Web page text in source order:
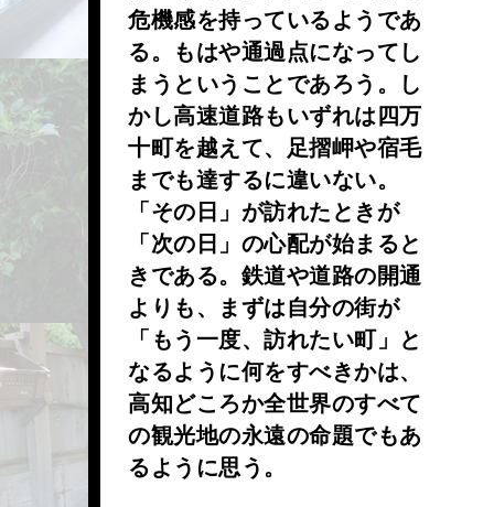
危機感を持っているようであ
る。もはや通過点になってし
まうということであろう。し
かし高速道路もいずれは四万
十町を越えて、足摺岬や宿毛
までも達するに違いない。
「その日」が訪れたときが
「次の日」の心配が始まると
きである。鉄道や道路の開通
よりも、まずは自分の街が
「もう一度、訪れたい町」と
なるように何をすべきかは、
高知どころか全世界のすべて
の観光地の永遠の命題でもあ
るように思う。